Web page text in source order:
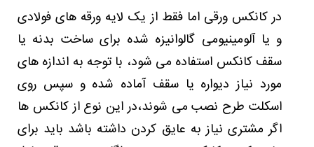
در کانکس ورقی اما فقط از یک لایه ورقه های فولادی
و یا آلومینیومی گالوانیزه شده برای ساخت بدنه یا
سقف کانکس استفاده می شود، با توجه به اندازه های
مورد نیاز دیواره یا سقف آماده شده و سپس روی
اسکلت طرح نصب می شوند،در این نوع از کانکس ها
اگر مشتری نیاز به عایق کردن داشته باشد باید برای